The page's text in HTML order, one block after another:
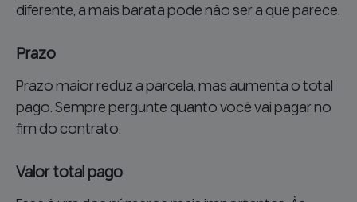
diferente, a mais barata pode não ser a que parece.
Prazo
Prazo maior reduz a parcela, mas aumenta o total
pago. Sempre pergunte quanto você vai pagar no
fim do contrato.
Valor total pago